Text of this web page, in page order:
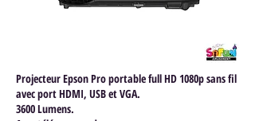
Projecteur Epson Pro portable full HD 1080p sans fil
avec port HDMI, USB et VGA.
3600 Lumens.